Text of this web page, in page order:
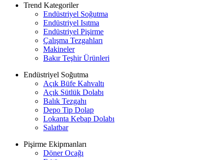
Trend Kategoriler
Endüstriyel Soğutma
Endüstriyel Isıtma
Endüstriyel Pişirme
Çalışma Tezgahları
Makineler
Bakır Teşhir Ürünleri
Endüstriyel Soğutma
Açık Büfe Kahvaltı
Açık Sütlük Dolabı
Balık Tezgahı
Depo Tip Dolap
Lokanta Kebap Dolabı
Salatbar
Pişirme Ekipmanları
Döner Ocağı